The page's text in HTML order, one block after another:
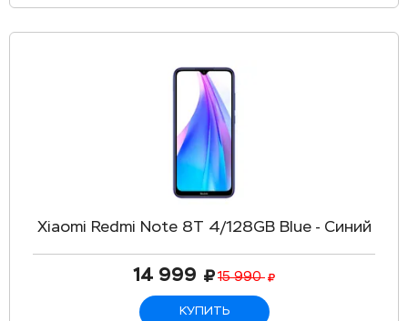
Xiaomi Redmi Note 8T 4/128GB Blue - Синий
14 999 15 990
КУПИТЬ